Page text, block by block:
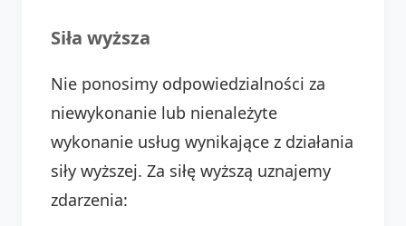
Siła wyższa
Nie ponosimy odpowiedzialności za
niewykonanie lub nienależyte
wykonanie usług wynikające z działania
siły wyższej. Za siłę wyższą uznajemy
zdarzenia: